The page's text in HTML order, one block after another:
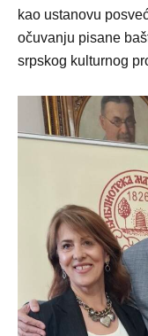
kao ustanovu
očuvanju pisane
srpskog kulturnog